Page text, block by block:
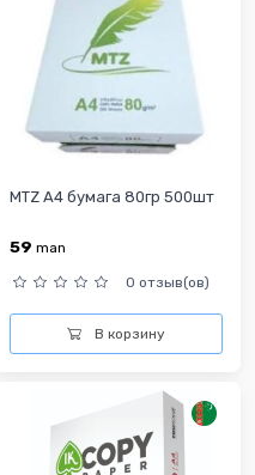
MTZ A4 бумага 80гр 500шт
59 man
0 отзыв(ов)
В корзину